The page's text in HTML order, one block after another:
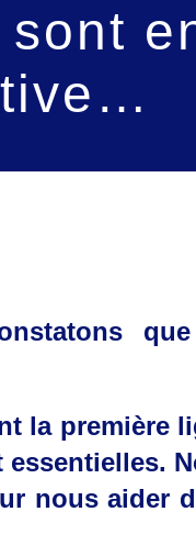
la première
essentielles.
nous aider